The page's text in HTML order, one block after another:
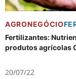
AGRONEGÓCIO
Fertilizantes:
produtos agrícolas
20/07/22